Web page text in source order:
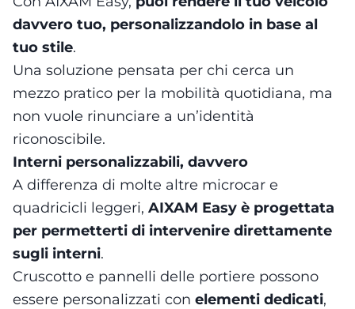
davvero tuo, personalizzandolo in base al
tuo stile.
Una soluzione pensata per chi cerca un
mezzo pratico per la mobilità quotidiana, ma
non vuole rinunciare a un’identità
riconoscibile.
Interni personalizzabili, davvero
A differenza di molte altre microcar e
quadricicli leggeri, AIXAM Easy è progettata
per permetterti di intervenire direttamente
sugli interni.
Cruscotto e pannelli delle portiere possono
essere personalizzati con elementi dedicati,